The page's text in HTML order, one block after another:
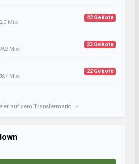
Mio
42 Gebote
Mio
23 Gebote
Mio
22 Gebote
auf dem Transfermarkt →